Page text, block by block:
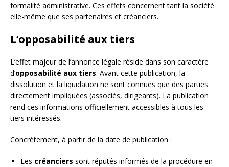
formalité administrative. Ces effets concernent tant la société
elle-même que ses partenaires et créanciers.
L’opposabilité aux tiers
L’effet majeur de l’annonce légale réside dans son caractère
d’opposabilité aux tiers. Avant cette publication, la
dissolution et la liquidation ne sont connues que des parties
directement impliquées (associés, dirigeants). La publication
rend ces informations officiellement accessibles à tous les
tiers intéressés.
Concrètement, à partir de la date de publication :
Les créanciers sont réputés informés de la procédure en